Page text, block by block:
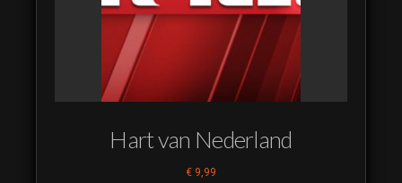
Hart van Nederland
€ 9,99